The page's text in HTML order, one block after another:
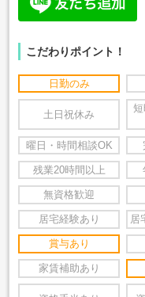
こだわりポイント！
日勤のみ
土日祝休み
曜日・時間相談OK
残業20時間以上
無資格歓迎
居宅経験あり 居
賞与あり
家賃補助あり